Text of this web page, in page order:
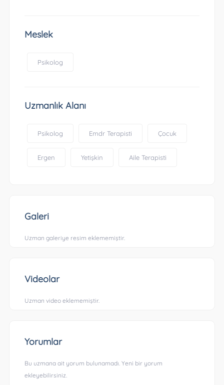
Meslek
Psikolog
Uzmanlık Alanı
Psikolog Emdr Terapisti Çocuk
Ergen Yetişkin Aile Terapisti
Galeri
Uzman galeriye resim eklememiştir.
Videolar
Uzman video eklememiştir.
Yorumlar
Bu uzmana ait yorum bulunamadı. Yeni bir yorum
ekleyebilirsiniz.